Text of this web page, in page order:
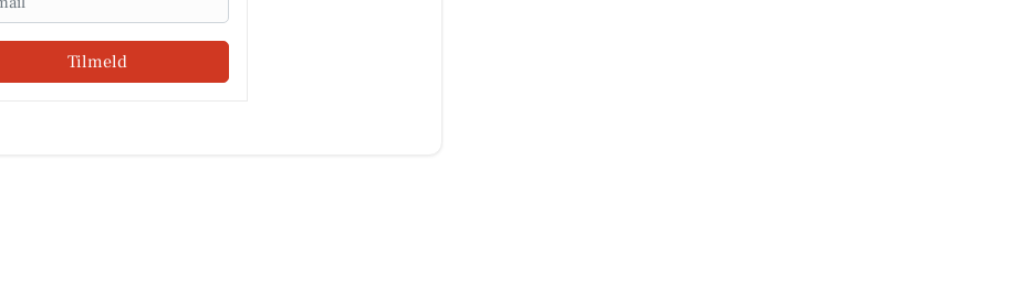
Tilmeld